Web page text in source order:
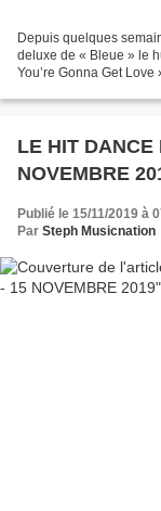
Depuis quelques
deluxe de « Bleue » le
You’re Gonna Get
LE HIT DANCE
NOVEMBRE
Publié le 15/11/2019 à
Par Steph Musicnation